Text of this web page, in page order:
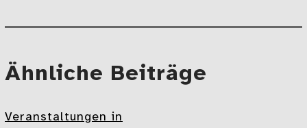
Mehr
Ähnliche Beiträge
Veranstaltungen in